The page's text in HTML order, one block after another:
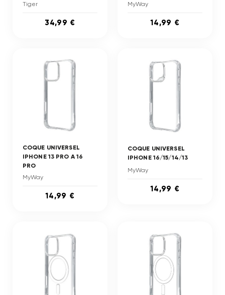
Tiger
34,99 €
MyWay
14,99 €
COQUE UNIVERSEL
IPHONE 13 PRO A 16
PRO
MyWay
14,99 €
COQUE UNIVERSEL
IPHONE 16/15/14/13
MyWay
14,99 €